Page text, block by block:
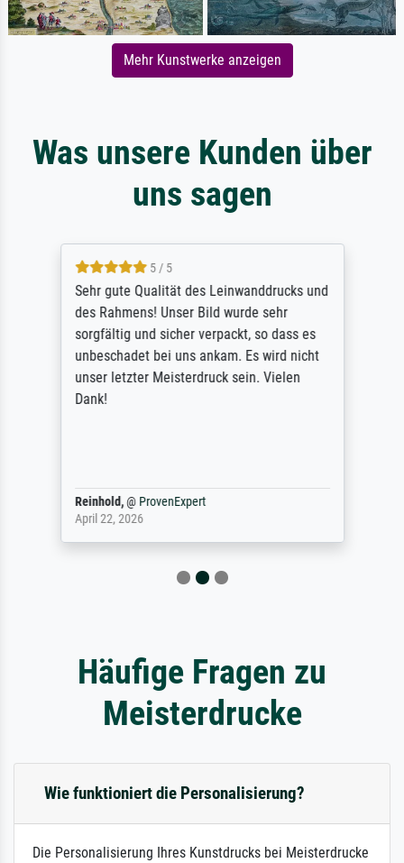
Mehr Kunstwerke anzeigen
Was unsere Kunden über
uns sagen
5 / 5
Sehr gute Qualität des Leinwanddrucks und
des Rahmens! Unser Bild wurde sehr
sorgfältig und sicher verpackt, so dass es
unbeschadet bei uns ankam. Es wird nicht
unser letzter Meisterdruck sein. Vielen
Dank!
Reinhold,@ ProvenExpert
April 22, 2026
Häufige Fragen zu
Meisterdrucke
Wie funktioniert die Personalisierung?
Die Personalisierung Ihres Kunstdrucks bei Meisterdrucke